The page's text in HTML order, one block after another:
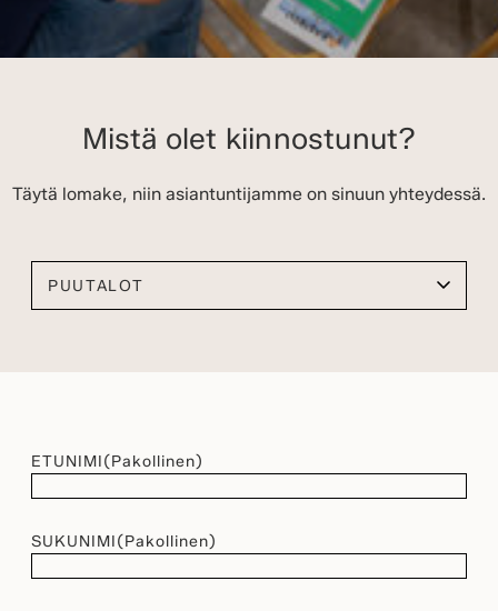
Mistä olet kiinnostunut?
Täytä lomake, niin asiantuntijamme on sinuun yhteydessä.
ETUNIMI(Pakollinen)
SUKUNIMI(Pakollinen)